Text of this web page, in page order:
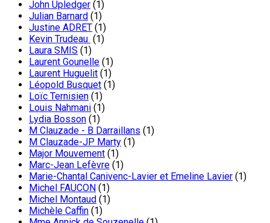
John Upledger (1)
Julian Barnard (1)
Justine ADRET (1)
Kevin Trudeau (1)
Laura SMIS (1)
Laurent Gounelle (1)
Laurent Huguelit (1)
Léopold Busquet (1)
Loïc Ternisien (1)
Louis Nahmani (1)
Lydia Bosson (1)
M Clauzade - B Darraillans (1)
M Clauzade-JP Marty (1)
Major Mouvement (1)
Marc-Jean Lefèvre (1)
Marie-Chantal Canivenc-Lavier et Emeline Lavier (1)
Michel FAUCON (1)
Michel Montaud (1)
Michèle Caffin (1)